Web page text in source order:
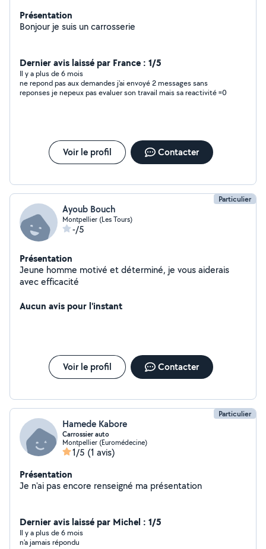
Présentation
Bonjour je suis un carrosserie
Dernier avis laissé par France : 1/5
Il y a plus de 6 mois
ne repond pas aux demandes j'ai envoyé 2 messages sans
reponses je nepeux pas evaluer son travail mais sa reactivité =0
Voir le profil Contacter
Particulier
Ayoub Bouch
Montpellier (Les Tours)
-/5
Présentation
Jeune homme motivé et déterminé, je vous aiderais
avec efficacité
Aucun avis pour l'instant
Voir le profil Contacter
Particulier
Hamede Kabore
Carrossier auto
Montpellier (Euromédecine)
1/5 (1 avis)
Présentation
Je n'ai pas encore renseigné ma présentation
Dernier avis laissé par Michel : 1/5
Il y a plus de 6 mois
n'a jamais répondu